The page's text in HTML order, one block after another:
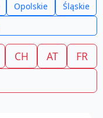
Opolskie
Śląskie
CH AT
FR